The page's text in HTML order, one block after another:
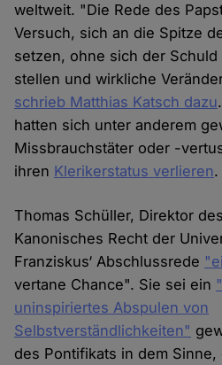
weltweit. "Die Rede des
Versuch, sich an die Spitze
setzen, ohne sich der
stellen und wirkliche
schrieb Matthias Katsch dazu
hatten sich unter anderem
Missbrauchstäter oder -
ihren Klerikerstatus verlieren.
Thomas Schüller, Direktor
Kanonisches Recht der
Franziskus‘ Abschlussrede
vertane Chance". Sie sei ein
uninspiriertes Abspulen von
Selbstverständlichkeiten"
des Pontifikats in dem